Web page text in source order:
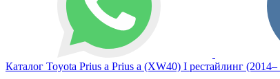
Каталог Toyota Prius a Prius a (XW40) I рестайлинг